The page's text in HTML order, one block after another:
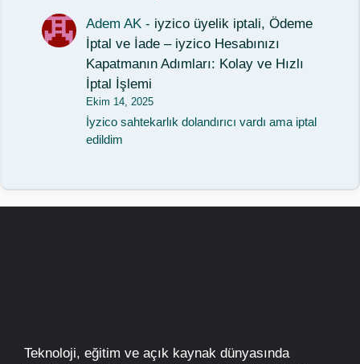
Adem AK - iyzico üyelik iptali, Ödeme
İptal ve İade – iyzico Hesabınızı
Kapatmanın Adımları: Kolay ve Hızlı
İptal İşlemi
Ekim 14, 2025
İyzico sahtekarlık dolandırıcı vardı ama iptal
edildim
Teknoloji, eğitim ve açık kaynak dünyasında